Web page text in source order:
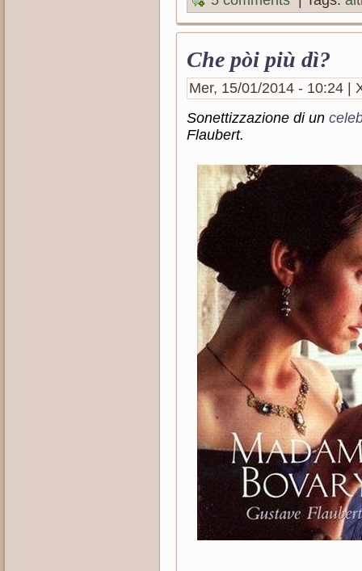
Che pòi più dì?
Mer, 15/01/2014 - 10:24 |
Sonettizzazione di un
Flaubert.